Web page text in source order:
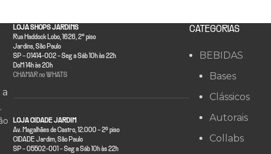
LOJA SHOPS JARDINS
Rua Haddock Lobo, 1626, 2° piso
Jardins, São Paulo
SP - 01414-002 - Seg a Sáb 10h às 22h
DoM 14h às 20h
CHAMAR no WHATS
LOJA CIDADE JARDIM
Av. Magalhães de Castro, 12.000 - 2º piso
CIDADE Jardim, São Paulo
SP - 05502-001 - Seg a Sáb 10h às 22h
CATEGORIAS
BEBIDAS
Bases
Clássicos
Autorais
Collabs